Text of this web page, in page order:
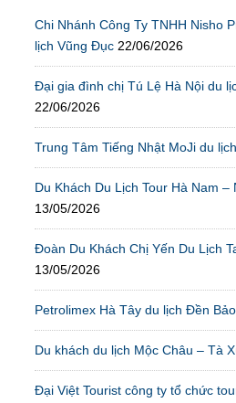
Chi Nhánh Công Ty TNHH Nisho
lịch Vũng Đục 22/06/2026
Đại gia đình chị Tú Lệ Hà Nội du
22/06/2026
Trung Tâm Tiếng Nhật MoJi du
Du Khách Du Lịch Tour Hà Nam –
13/05/2026
Đoàn Du Khách Chị Yến Du Lịch
13/05/2026
Petrolimex Hà Tây du lịch Đền
Du khách du lịch Mộc Châu – Tà
Đại Việt Tourist công ty tổ chức